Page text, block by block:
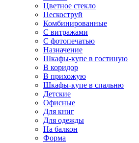
Цветное стекло
Пескоструй
Комбинированные
С витражами
С фотопечатью
Назначение
Шкафы-купе в гостиную
В коридор
В прихожую
Шкафы-купе в спальню
Детские
Офисные
Для книг
Для одежды
На балкон
Форма